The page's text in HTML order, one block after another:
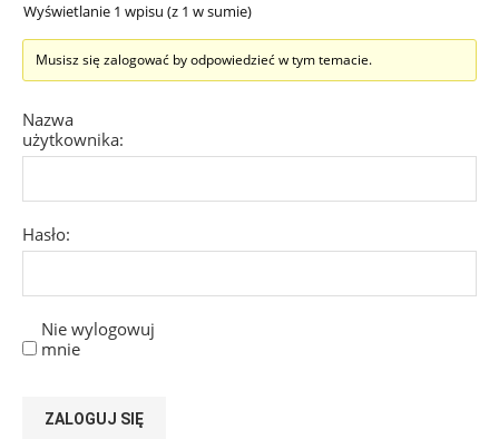
Wyświetlanie 1 wpisu (z 1 w sumie)
Musisz się zalogować by odpowiedzieć w tym temacie.
Nazwa
użytkownika:
Hasło:
Nie wylogowuj
mnie
ZALOGUJ SIĘ